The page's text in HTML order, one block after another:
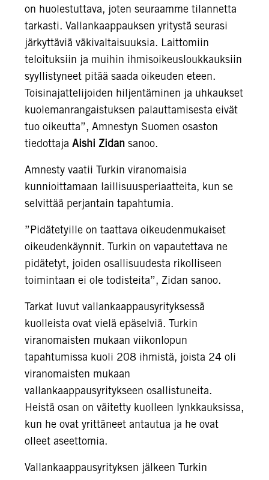
on huolestuttava, joten seuraamme tilannetta
tarkasti. Vallankaappauksen yritystä seurasi
järkyttäviä väkivaltaisuuksia. Laittomiin
teloituksiin ja muihin ihmisoikeusloukkauksiin
syyllistyneet pitää saada oikeuden eteen.
Toisinajattelijoiden hiljentäminen ja uhkaukset
kuolemanrangaistuksen palauttamisesta eivät
tuo oikeutta”, Amnestyn Suomen osaston
tiedottaja Aishi Zidan sanoo.
Amnesty vaatii Turkin viranomaisia
kunnioittamaan laillisuusperiaatteita, kun se
selvittää perjantain tapahtumia.
”Pidätetyille on taattava oikeudenmukaiset
oikeudenkäynnit. Turkin on vapautettava ne
pidätetyt, joiden osallisuudesta rikolliseen
toimintaan ei ole todisteita”, Zidan sanoo.
Tarkat luvut vallankaappausyrityksessä
kuolleista ovat vielä epäselviä. Turkin
viranomaisten mukaan viikonlopun
tapahtumissa kuoli 208 ihmistä, joista 24 oli
viranomaisten mukaan
vallankaappausyritykseen osallistuneita.
Heistä osan on väitetty kuolleen lynkkauksissa,
kun he ovat yrittäneet antautua ja he ovat
olleet aseettomia.
Vallankaappausyrityksen jälkeen Turkin